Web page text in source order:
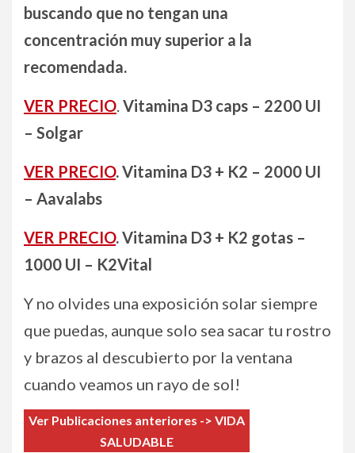
buscando que no tengan una
concentración muy superior a la
recomendada.
VER PRECIO.Vitamina D3 caps – 2200 UI
– Solgar
VER PRECIO. Vitamina D3 + K2 – 2000 UI
– Aavalabs
VER PRECIO. Vitamina D3 + K2 gotas –
1000 UI – K2Vital
Y no olvides una exposición solar siempre
que puedas, aunque solo sea sacar tu rostro
y brazos al descubierto por la ventana
cuando veamos un rayo de sol!
Ver Publicaciones anteriores -> VIDA
SALUDABLE